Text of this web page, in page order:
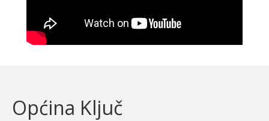
Općina Ključ